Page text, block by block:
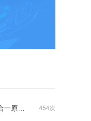
454次
64位